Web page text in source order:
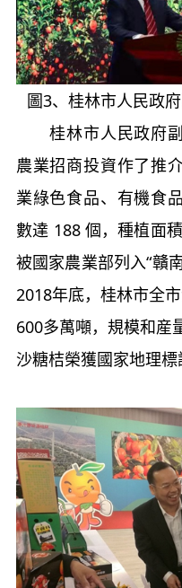
圖3、桂林市人民政
桂林市人民政府
農業招商投資作了推
業綠色食品、有機食
數達 188 個，種植面
被國家農業部列入“贛
2018年底，桂林市全
600多萬噸，規模和産
沙糖桔榮獲國家地理標